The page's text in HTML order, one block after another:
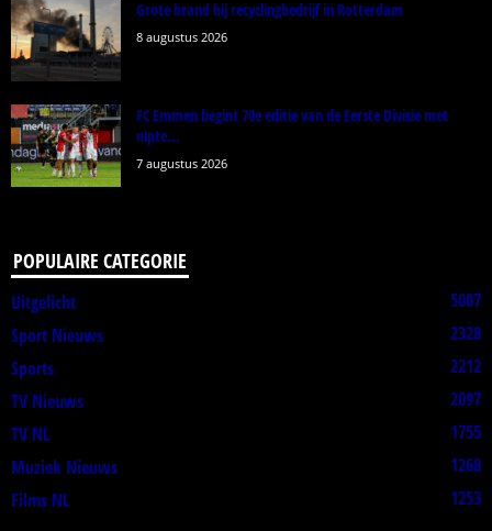
Grote brand bij recyclingbedrijf in Rotterdam
8 augustus 2026
FC Emmen begint 70e editie van de Eerste Divisie met
nipte...
7 augustus 2026
POPULAIRE CATEGORIE
Uitgelicht
5007
Sport Nieuws
2328
Sports
2212
TV Nieuws
2097
TV NL
1755
Muziek Nieuws
1268
Films NL
1253